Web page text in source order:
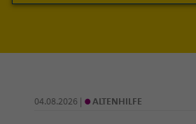
04.08.2026 | • ALTENHILFE